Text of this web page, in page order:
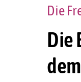
Die
Die